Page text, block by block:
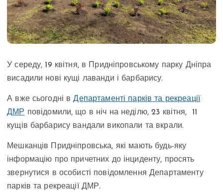
У середу, 19 квітня, в Придніпровському парку Дніпра
висадили нові кущі лаванди і барбарису.
А вже сьогодні вДепартаменті парків та рекреації
ДМР повідомили, що в ніч на неділю, 23 квітня, 11
кущів барбарису вандали викопали та вкрали.
Мешканців Придніпровська, які мають будь-яку
інформацію про причетних до інциденту, просять
звернутися в особисті повідомлення Департаменту
парків та рекреації ДМР.